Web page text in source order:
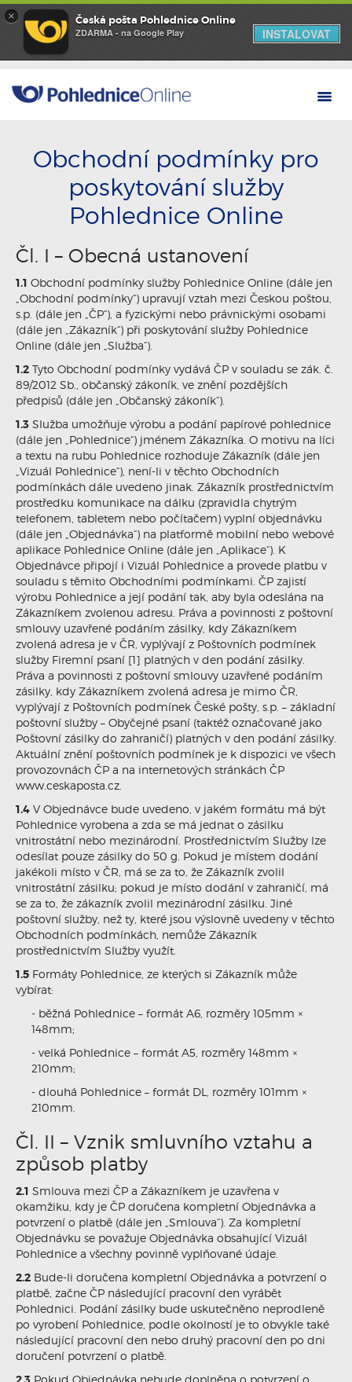
Obchodní podmínky pro
poskytování služby
Pohlednice Online
Čl. I – Obecná ustanovení
1.1 Obchodní podmínky služby Pohlednice Online (dále jen
„Obchodní podmínky“) upravují vztah mezi Českou poštou,
s.p. (dále jen „ČP“), a fyzickými nebo právnickými osobami
(dále jen „Zákazník“) při poskytování služby Pohlednice
Online (dále jen „Služba“).
1.2 Tyto Obchodní podmínky vydává ČP v souladu se zák. č.
89/2012 Sb., občanský zákoník, ve znění pozdějších
předpisů (dále jen „Občanský zákoník“).
1.3 Služba umožňuje výrobu a podání papírové pohlednice
(dále jen „Pohlednice“) jménem Zákazníka. O motivu na líci
a textu na rubu Pohlednice rozhoduje Zákazník (dále jen
„Vizuál Pohlednice“), není-li v těchto Obchodních
podmínkách dále uvedeno jinak. Zákazník prostřednictvím
prostředku komunikace na dálku (zpravidla chytrým
telefonem, tabletem nebo počítačem) vyplní objednávku
(dále jen „Objednávka“) na platformě mobilní nebo webové
aplikace Pohlednice Online (dále jen „Aplikace“). K
Objednávce připojí i Vizuál Pohlednice a provede platbu v
souladu s těmito Obchodními podmínkami. ČP zajistí
výrobu Pohlednice a její podání tak, aby byla odeslána na
Zákazníkem zvolenou adresu. Práva a povinnosti z poštovní
smlouvy uzavřené podáním zásilky, kdy Zákazníkem
zvolená adresa je v ČR, vyplývají z Poštovních podmínek
služby Firemní psaní [1] platných v den podání zásilky.
Práva a povinnosti z poštovní smlouvy uzavřené podáním
zásilky, kdy Zákazníkem zvolená adresa je mimo ČR,
vyplývají z Poštovních podmínek České pošty, s.p. – základní
poštovní služby – Obyčejné psaní (taktéž označované jako
Poštovní zásilky do zahraničí) platných v den podání zásilky.
Aktuální znění poštovních podmínek je k dispozici ve všech
provozovnách ČP a na internetových stránkách ČP
www.ceskaposta.cz.
1.4 V Objednávce bude uvedeno, v jakém formátu má být
Pohlednice vyrobena a zda se má jednat o zásilku
vnitrostátní nebo mezinárodní. Prostřednictvím Služby lze
odesílat pouze zásilky do 50 g. Pokud je místem dodání
jakékoli místo v ČR, má se za to, že Zákazník zvolil
vnitrostátní zásilku; pokud je místo dodání v zahraničí, má
se za to, že zákazník zvolil mezinárodní zásilku. Jiné
poštovní služby, než ty, které jsou výslovně uvedeny v těchto
Obchodních podmínkách, nemůže Zákazník
prostřednictvím Služby využít.
1.5 Formáty Pohlednice, ze kterých si Zákazník může
vybírat:
- běžná Pohlednice – formát A6, rozměry 105mm ×
148mm;
- velká Pohlednice – formát A5, rozměry 148mm ×
210mm;
- dlouhá Pohlednice – formát DL, rozměry 101mm ×
210mm.
Čl. II – Vznik smluvního vztahu a
způsob platby
2.1 Smlouva mezi ČP a Zákazníkem je uzavřena v
okamžiku, kdy je ČP doručena kompletní Objednávka a
potvrzení o platbě (dále jen „Smlouva“). Za kompletní
Objednávku se považuje Objednávka obsahující Vizuál
Pohlednice a všechny povinně vyplňované údaje.
2.2 Bude-li doručena kompletní Objednávka a potvrzení o
platbě, začne ČP následující pracovní den vyrábět
Pohlednici. Podání zásilky bude uskutečněno neprodleně
po vyrobení Pohlednice, podle okolností je to obvykle také
následující pracovní den nebo druhý pracovní den po dni
doručení potvrzení o platbě.
Pokud Objednávka nebude doplněna o potvrzení o
× Česká pošta Pohlednice Online
ZDARMA - na Google Play INSTALOVAT